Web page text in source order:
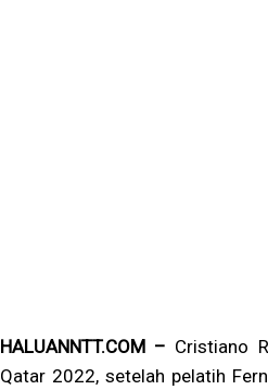
HALUANNTT.COM – Cristiano
Qatar 2022, setelah pelatih